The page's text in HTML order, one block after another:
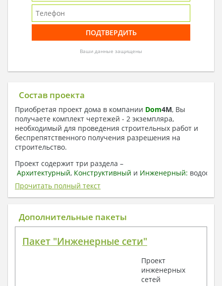
Ваши данные защищены
Состав проекта
Приобретая проект дома в компании Dom4M, Вы
получаете комплект чертежей - 2 экземпляра,
необходимый для проведения строительных работ и
беспрепятственного получения разрешения на
строительство.
Проект содержит три раздела –
Архитектурный, Конструктивный и Инженерный:
отопление, вентиляция, канализация,
электроснабжение (приобретается за дополнительную
плату) + Пояснительная записка.
1. Архитектурный раздел:
План координационных осей
Поэтажные маркировочные планы с
Прочитать полный текст
Дополнительные пакеты
Пакет "Инженерные сети"
Проект
инженерных
сетей